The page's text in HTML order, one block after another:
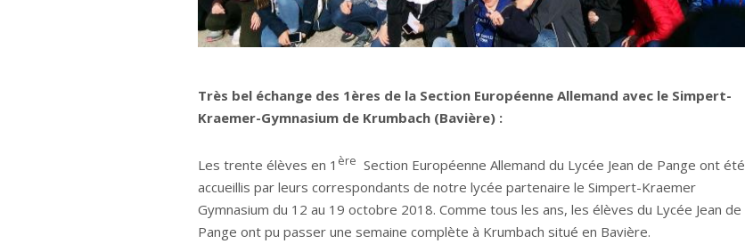
Très bel échange des 1ères de la Section Européenne Allemand avec le Simpert-
Kraemer-Gymnasium de Krumbach (Bavière) :
Les trente élèves en 1 ère Section Européenne Allemand du Lycée Jean de Pange ont été
accueillis par leurs correspondants de notre lycée partenaire le Simpert-Kraemer
Gymnasium du 12 au 19 octobre 2018. Comme tous les ans, les élèves du Lycée Jean de
Pange ont pu passer une semaine complète à Krumbach situé en Bavière.